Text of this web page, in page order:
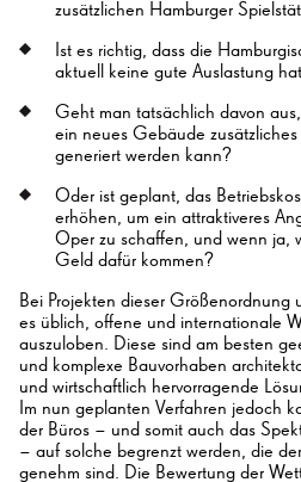
zusätzlichen Hamburger
Ist es richtig, dass die
aktuell keine gute Auslastung
Geht man tatsächlich davon
ein neues Gebäude zusätzliches
generiert werden kann?
Oder ist geplant, das
erhöhen, um ein attraktiveres
Oper zu schaffen, und wenn ja,
Geld dafür kommen?
Bei Projekten dieser Größenordnung
es üblich, offene und internationale
auszuloben. Diese sind am besten
und komplexe Bauvorhaben
und wirtschaftlich hervorragende
Im nun geplanten Verfahren jedoch
der Büros – und somit auch das
– auf solche begrenzt werden, die
genehm sind. Die Bewertung der